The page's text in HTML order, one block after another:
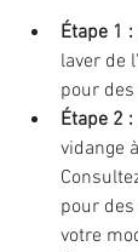
Étape 1 :
laver de
pour
Étape 2 :
vidange
pour
votre